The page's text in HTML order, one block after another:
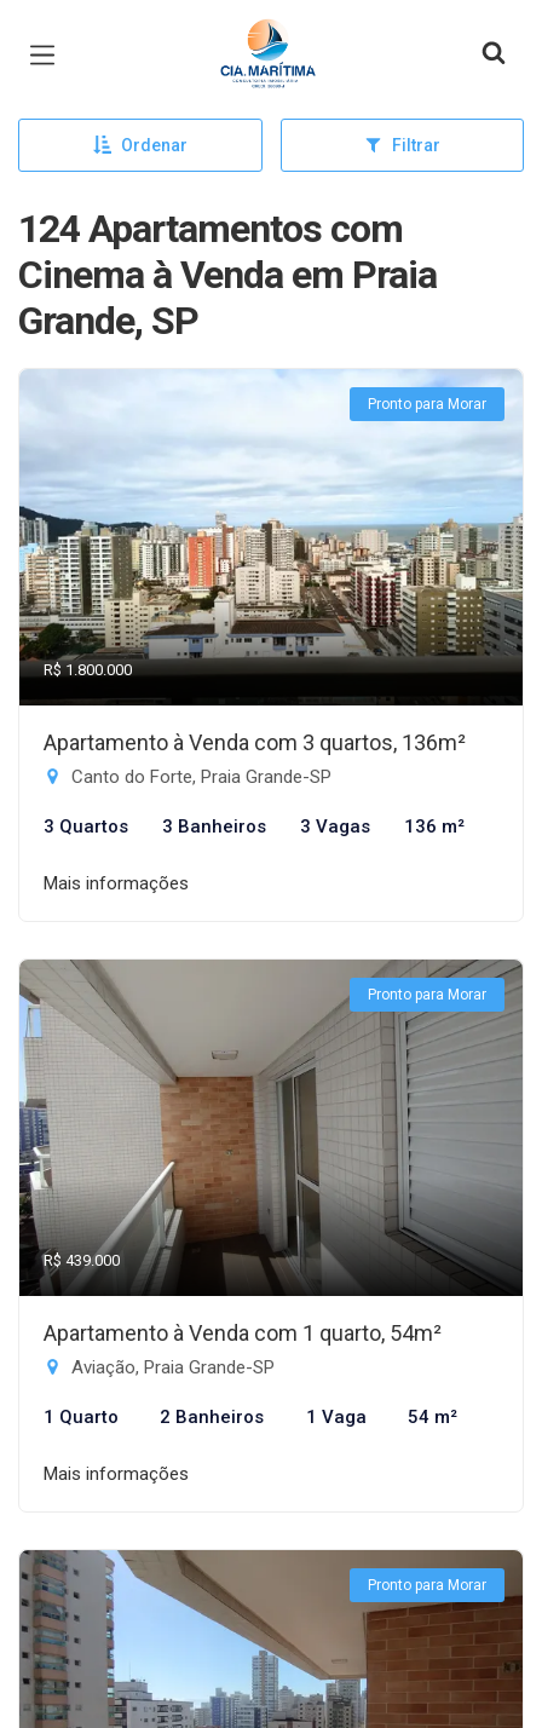
Página inicial
Ordenar Filtrar
124 Apartamentos com
Cinema à Venda em Praia
Grande, SP
Pronto para Morar
R$ 1.800.000
Apartamento à Venda com 3 quartos, 136m²
Canto do Forte, Praia Grande-SP
3 Quartos 3 Banheiros 3 Vagas 136 m²
Mais informações
Pronto para Morar
R$ 439.000
Apartamento à Venda com 1 quarto, 54m²
Aviação, Praia Grande-SP
1 Quarto 2 Banheiros 1 Vaga 54 m²
Mais informações
Pronto para Morar